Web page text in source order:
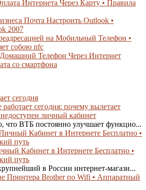
Интернета Через Карту • Правила
Почта Настроить Outlook •
2007
на Мобильный Телефон •
собою nfc
Телефон Через Интернет
со смартфона
сегодня: почему вылетает
личный кабинет
что ВТБ постоянно улучшает функцио...
Кабинет в Интернете Бесплатно •
путь
в России интернет-магази...